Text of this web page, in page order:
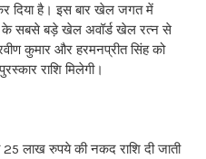
दिया है। इस बार खेल जगत में
के सबसे बड़े खेल अवॉर्ड खेल रत्न से
कुमार और हरमनप्रीत सिंह को
राशि मिलेगी।
25 लाख रुपये की नकद राशि दी जाती